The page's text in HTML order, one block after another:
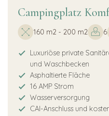
Campingplatz
160 m2 - 200 m2 6
Luxuriöse private
und Waschbecken
Asphaltierte Fläche
16 AMP Strom
Wasserversorgung
CAI-Anschluss und